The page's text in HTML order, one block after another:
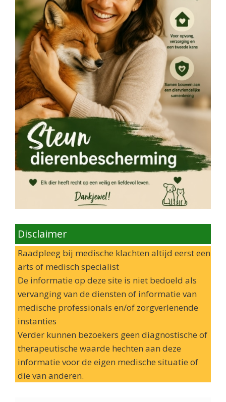
Disclaimer
Raadpleeg bij medische klachten altijd eerst een
arts of medisch specialist
De informatie op deze site is niet bedoeld als
vervanging van de diensten of informatie van
medische professionals en/of zorgverlenende
instanties
Verder kunnen bezoekers geen diagnostische of
therapeutische waarde hechten aan deze
informatie voor de eigen medische situatie of
die van anderen.